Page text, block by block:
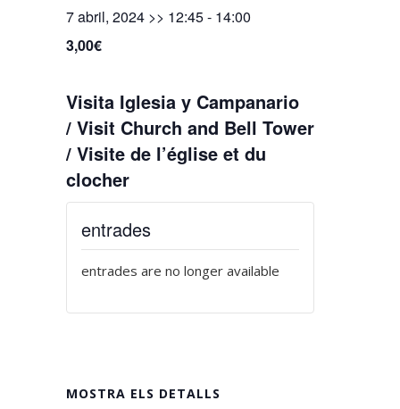
7 abril, 2024 >> 12:45- 14:00
3,00€
Visita Iglesia y Campanario
/ Visit Church and Bell Tower
/ Visite de l’église et du
clocher
MOSTRA ELS DETALLS
entrades
entrades are no longer available